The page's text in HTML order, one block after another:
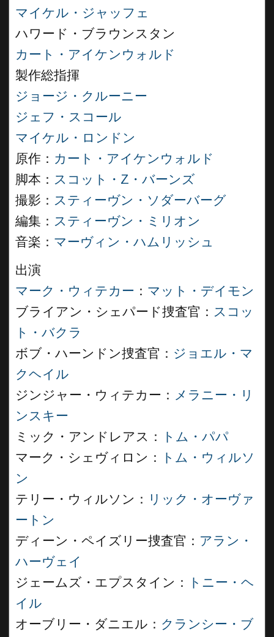
マイケル・ジャッフェ
ハワード・ブラウンスタン
カート・アイケンウォルド
製作総指揮
ジョージ・クルーニー
ジェフ・スコール
マイケル・ロンドン
原作： カート・アイケンウォルド
脚本： スコット・Z・バーンズ
撮影： スティーヴン・ソダーバーグ
編集： スティーヴン・ミリオン
音楽： マーヴィン・ハムリッシュ
出演
マーク・ウィテカー ： マット・デイモン
ブライアン・シェパード捜査官： スコッ
ト・バクラ
ボブ・ハーンドン捜査官： ジョエル・マ
クヘイル
ジンジャー・ウィテカー： メラニー・リ
ンスキー
ミック・アンドレアス：
トム・パパ
マーク・シェヴィロン：
トム・ウィルソ
ン
テリー・ウィルソン： リック・オーヴァ
ートン
ディーン・ペイズリー捜査官： アラン・
ハーヴェイ
ジェームズ・エプスタイン：
トニー・ヘ
イル
オーブリー・ダニエル： クランシー・ブ